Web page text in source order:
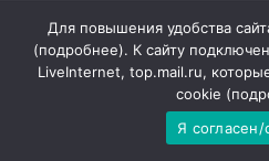
Проект мечты под
Fortitude — не рядовой проект,
которую вложены не только
Для повышения удобства
(подробнее). К сайту
LiveInternet, top.mail.ru,
cookie (
Я согласен/